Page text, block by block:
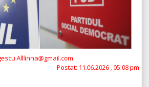
Alllinna@gmail.com
Postat: 11.06.2026 , 05:08 pm